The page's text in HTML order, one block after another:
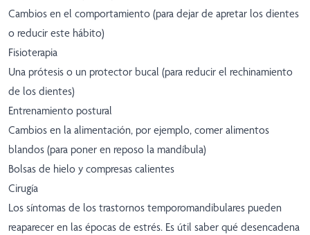
Cambios en el comportamiento (para dejar de apretar los dientes
o reducir este hábito)
Fisioterapia
Una prótesis o un protector bucal (para reducir el rechinamiento
de los dientes)
Entrenamiento postural
Cambios en la alimentación, por ejemplo, comer alimentos
blandos (para poner en reposo la mandíbula)
Bolsas de hielo y compresas calientes
Cirugía
Los síntomas de los trastornos temporomandibulares pueden
reaparecer en las épocas de estrés. Es útil saber qué desencadena